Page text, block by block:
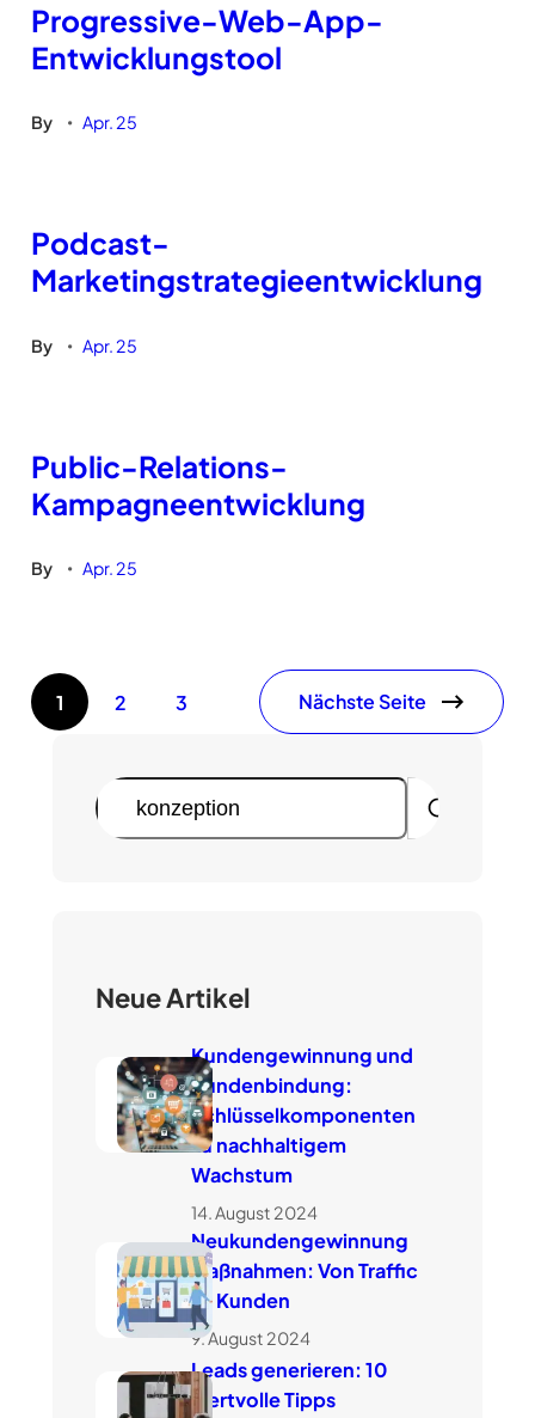
Progressive-Web-App-
Entwicklungstool
By • Apr. 25
Podcast-
Marketingstrategieentwicklung
By • Apr. 25
Public-Relations-
Kampagneentwicklung
By • Apr. 25
1 2 3 Nächste Seite
S
u
Neue Artikel
Kundengewinnung und
Kundenbindung:
Schlüsselkomponenten
zu nachhaltigem
Wachstum
14. August 2024
Neukundengewinnung
Maßnahmen: Von Traffic
zu Kunden
9. August 2024
Leads generieren: 10
wertvolle Tipps